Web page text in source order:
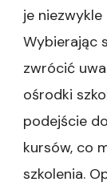
je
Wybierając
zwrócić
ośrodki
podejście
kursów, co
szkolenia.